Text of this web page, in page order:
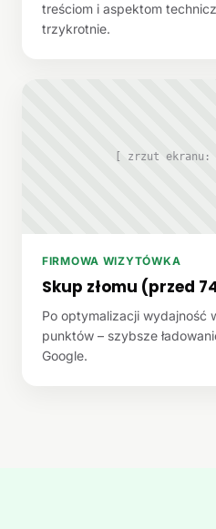
treściom i aspektom
trzykrotnie.
[ zrzut ekranu:
FIRMOWA WIZYTÓWKA
Skup złomu (przed
Po optymalizacji wydajność
punktów – szybsze
Google.